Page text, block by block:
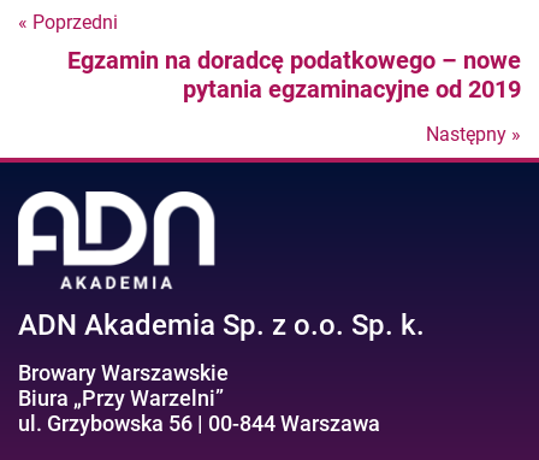
« Poprzedni
NastepnyEgzamin na doradcę podatkowego – nowe
pytania egzaminacyjne od 2019
Następny »
ADN Akademia Sp. z o.o. Sp. k.
Browary Warszawskie
Biura „Przy Warzelni”
ul. Grzybowska 56 | 00-844 Warszawa